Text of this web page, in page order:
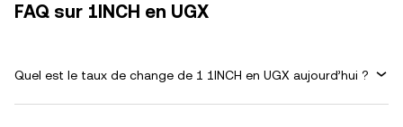
FAQ sur 1INCH en UGX
Quel est le taux de change de 1 1INCH en UGX aujourd’hui ?